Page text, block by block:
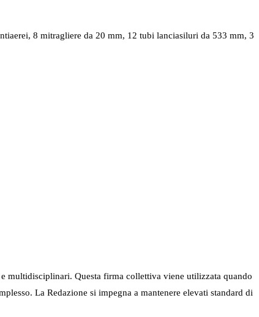
8 mitragliere da 20 mm, 12 tubi lanciasiluri da 533 mm, 3
Questa firma collettiva viene utilizzata quando
La Redazione si impegna a mantenere elevati standard di